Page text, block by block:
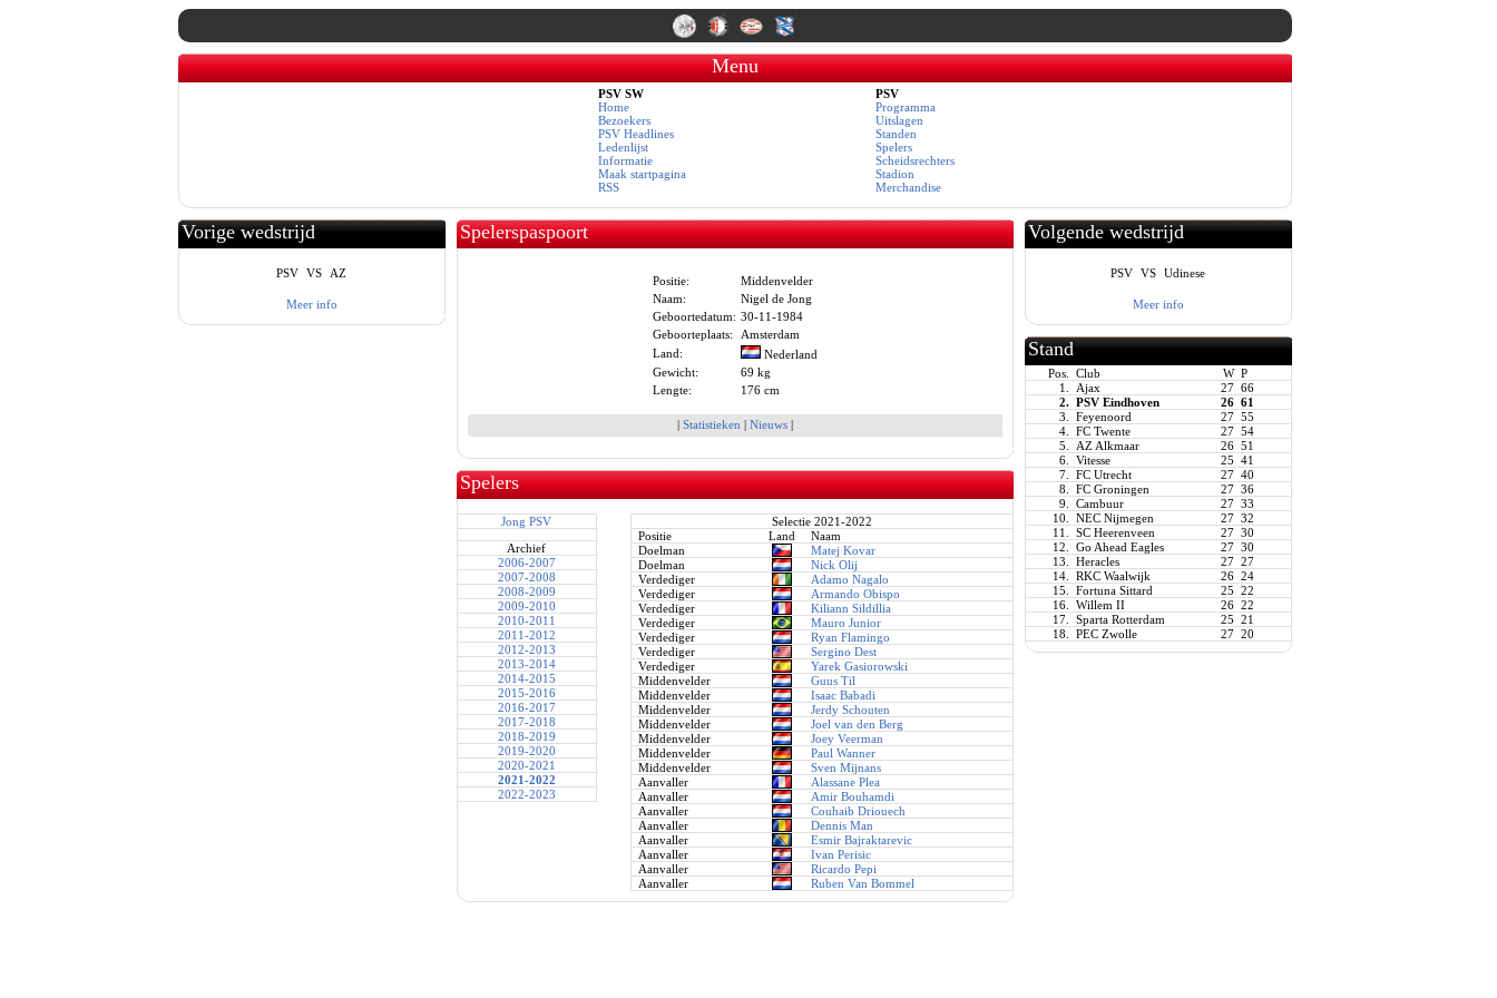
Menu
PSV SW
Home
Bezoekers
PSV Headlines
Ledenlijst
Informatie
Maak startpagina
RSS
PSV
Programma
Uitslagen
Standen
Spelers
Scheidsrechters
Stadion
Merchandise
Vorige wedstrijd
PSV VS AZ
Meer info
Spelerspaspoort
Positie:
Middenvelder
Naam:
Nigel de Jong
Geboortedatum: 30-11-1984
Geboorteplaats:
Amsterdam
Land:
Nederland
Gewicht:
69 kg
Lengte:
176 cm
| Statistieken | Nieuws|
Spelers
Jong PSV
Archief
2006-2007
2007-2008
2008-2009
2009-2010
2010-2011
2011-2012
2012-2013
2013-2014
2014-2015
2015-2016
2016-2017
2017-2018
2018-2019
2019-2020
2020-2021
2021-2022
2022-2023
Selectie 2021-2022
Positie
Land
Naam
Doelman
Matej Kovar
Doelman
Nick Olij
Verdediger
Adamo Nagalo
Verdediger
Armando Obispo
Verdediger
Kiliann Sildillia
Verdediger
Mauro Junior
Verdediger
Ryan Flamingo
Verdediger
Sergino Dest
Verdediger
Yarek Gasiorowski
Middenvelder
Guus Til
Middenvelder
Isaac Babadi
Middenvelder
Jerdy Schouten
Middenvelder
Joel van den Berg
Middenvelder
Joey Veerman
Middenvelder
Paul Wanner
Middenvelder
Sven Mijnans
Aanvaller
Alassane Plea
Aanvaller
Amir Bouhamdi
Aanvaller
Couhaib Driouech
Aanvaller
Dennis Man
Aanvaller
Esmir Bajraktarevic
Aanvaller
Ivan Perisic
Aanvaller
Ricardo Pepi
Aanvaller
Ruben Van Bommel
Volgende wedstrijd
PSV VS Udinese
Meer info
Stand
Pos.Club W P
1. Ajax 27 66
2. PSV Eindhoven 26 61
3.Feyenoord 27 55
4.FC Twente 27 54
5. AZ Alkmaar 26 51
6.Vitesse 25 41
7.FC Utrecht 27 40
8.FC Groningen 27 36
9.Cambuur 27 33
10.NEC Nijmegen 27 32
11.SC Heerenveen 27 30
12.Go Ahead Eagles 27 30
13.Heracles 27 27
14.RKC Waalwijk 26 24
15.Fortuna Sittard 25 22
16.Willem II 26 22
17.Sparta Rotterdam 25 21
18.PEC Zwolle 27 20